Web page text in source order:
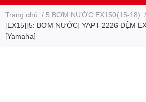
Trang chủ / 5:BƠM NƯỚC EX150(15-18) /
[EX15][5: BƠM NƯỚC] YAPT-2226 ĐỆM
[Yamaha]